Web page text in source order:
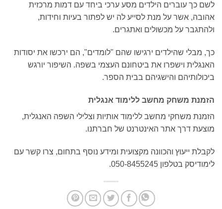
לשם כך עוברים הילדים מסע ערכי ביחד עם דמות מרכזית
אהובה, אשר על מנת לסייע לה יש לפתור בעיות וחידות,
ולהתגבר על מכשולים ואתגרים.
כך, מבלי שהילדים ירגישו שהם "לומדים", הם ירכשו את יסודות
האנגלית וישפרו את ביטחונם העצמי בשפה. השיפור יורגש
ביכולותיהם והישגיהם בבית הספר.
הזמנת משחק מחשב ללימוד אנגלית
הזמנת משחקי מחשב ללימוד אותיות וצלילי השפה האנגלית,
מוצעת דרך אתר האינטרנט של חברתנו.
לקבלת ייעוץ והכוונה מקצועית ומידע נוסף בתחום, צרו קשר עם
לימודיסק בטלפון 050-8455245.